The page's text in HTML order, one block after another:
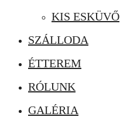
KIS ESKÜVŐ
SZÁLLODA
ÉTTEREM
RÓLUNK
GALÉRIA